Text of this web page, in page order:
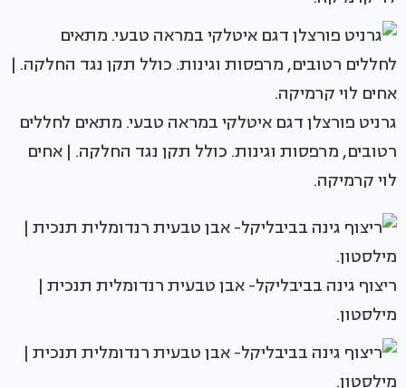
גרניט פורצלן דגם איטלקי במראה טבעי. מתאים לחללים
רטובים, מרפסות וגינות. כולל תקן נגד החלקה. | אחים
לוי קרמיקה.
ריצוף גינה בביבליקל- אבן טבעית רנדומלית תנכית |
מילסטון.